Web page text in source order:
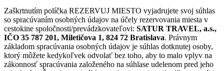
Zaškrtnutím políčka REZERVUJ MIESTO vyjadrujete svoj súhlas
so spracúvaním osobných údajov na účely rezervovania miesta v
cestokine spoločnosti/prevádzkovateľovi: SATUR TRAVEL, a.s.,
IČO 35 787 201, Miletičova 1, 824 72 Bratislava. Právnym
základom spracúvania osobných údajov je súhlas dotknutej osoby,
ktorý môžete kedykoľvek odvolať bez toho, aby to malo vplyv na
zákonnosť spracúvania založeného na súhlase udelenom pred jeho